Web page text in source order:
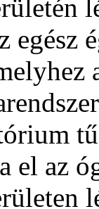
egész
el az